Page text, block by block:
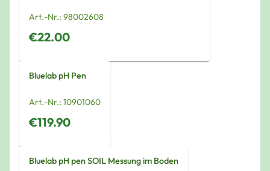
Art.-Nr.: 98002608
€22.00
Bluelab pH Pen
Art.-Nr.: 10901060
€119.90
Bluelab pH pen SOIL Messung im Boden